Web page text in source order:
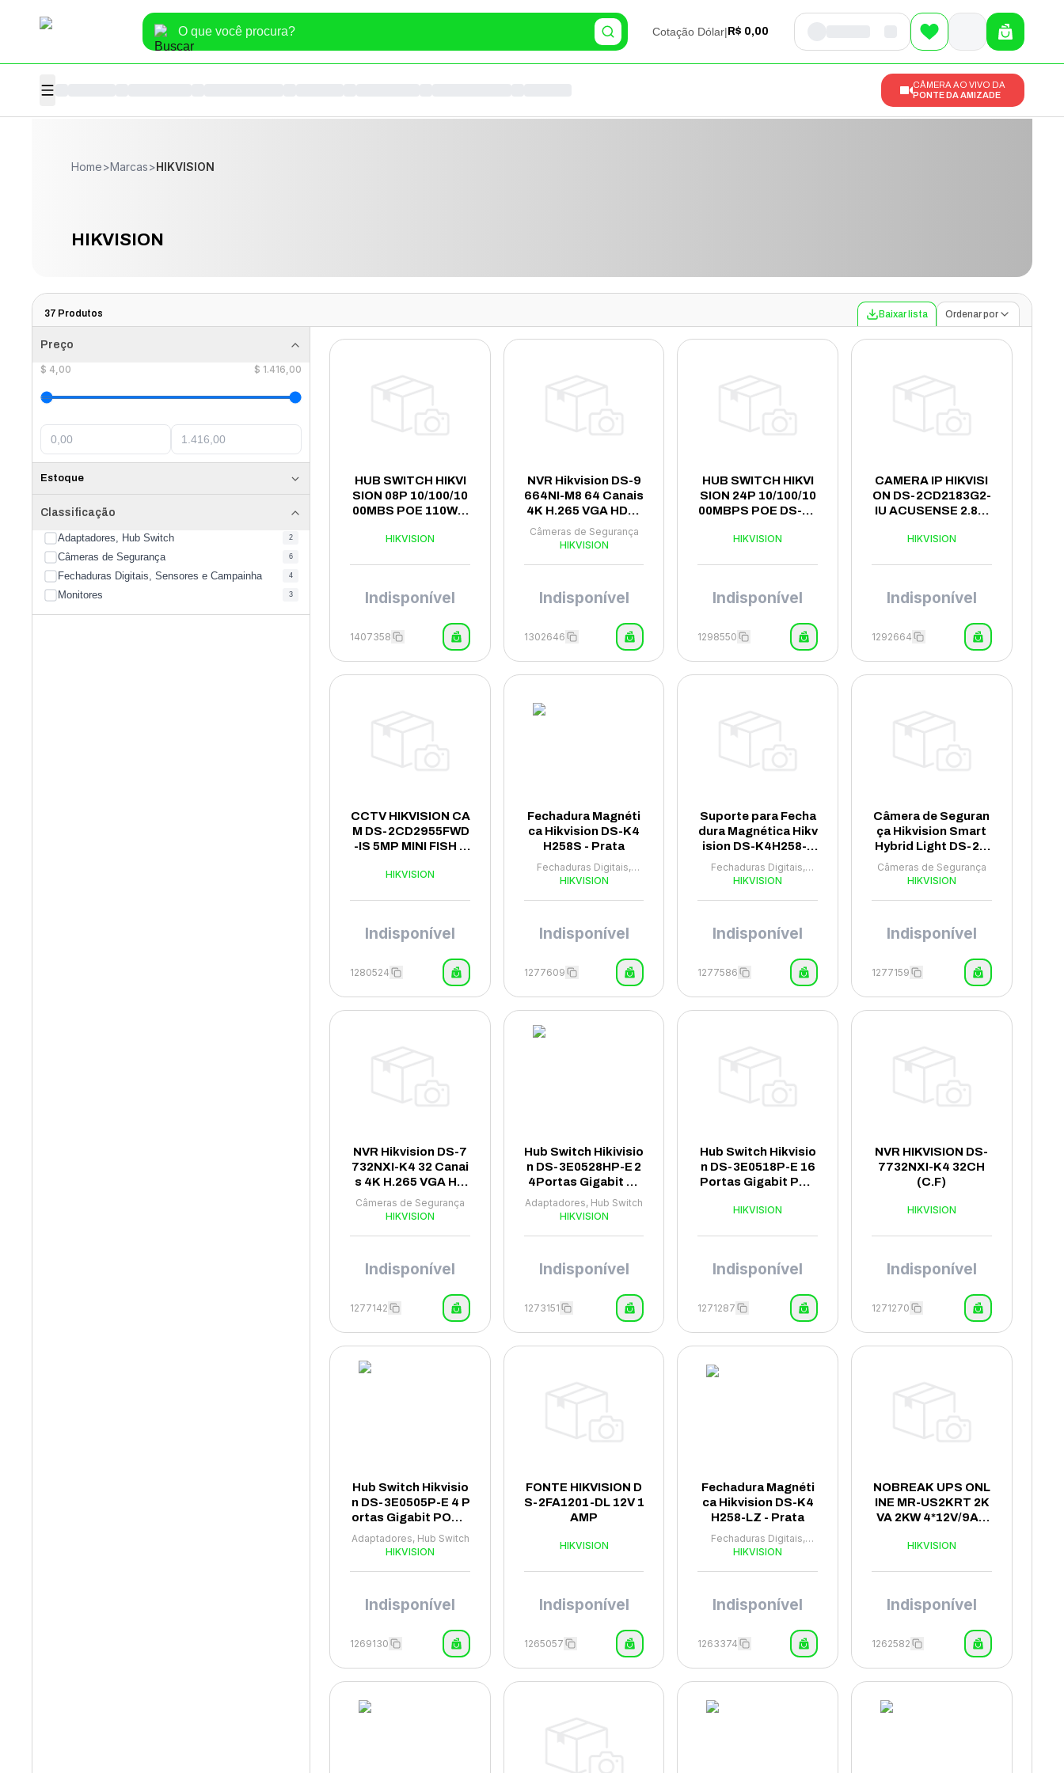
Cotação Dólar| R$ 0,00
CÂMERA AO VIVO DA
PONTE DA AMIZADE
Home>Marcas>HIKVISION
HIKVISION
37 Produtos Baixar lista Ordenar por
Preço
$ 4,00 $ 1.416,00
Estoque
Classificação
Adaptadores, Hub Switch 2
Câmeras de Segurança 6
Fechaduras Digitais, Sensores e Campainha 4
Monitores 3
HUB SWITCH HIKVI
SION 08P 10/100/10
00MBS POE 110W D
HIKVISION
Indisponível
1407358
NVR Hikvision DS-9
664NI-M8 64 Canais
4K H.265 VGA HDMI
- Preto
Câmeras de Segurança
HIKVISION
Indisponível
1302646
HUB SWITCH HIKVI
SION 24P 10/100/10
00MBPS POE DS-3E
HIKVISION
Indisponível
1298550
CAMERA IP HIKVISI
ON DS-2CD2183G2-
IU ACUSENSE 2.8M
HIKVISION
Indisponível
1292664
CCTV HIKVISION CA
M DS-2CD2955FWD
-IS 5MP MINI FISH E
HIKVISION
Indisponível
1280524
Fechadura Magnéti
ca Hikvision DS-K4
H258S - Prata
Fechaduras Digitais,
Sensores e Campainha
HIKVISION
Indisponível
1277609
Suporte para Fecha
dura Magnética Hikv
ision DS-K4H258-L
Z - Prata
Fechaduras Digitais,
Sensores e Campainha
HIKVISION
Indisponível
1277586
Câmera de Seguran
ça Hikvision Smart
Hybrid Light DS-2C
D1183G2-LIU 8MP 2.
8MM - Branco
Câmeras de Segurança
HIKVISION
Indisponível
1277159
NVR Hikvision DS-7
732NXI-K4 32 Canai
s 4K H.265 VGA HD
MI - Preto
Câmeras de Segurança
HIKVISION
Indisponível
1277142
Hub Switch Hikivisio
n DS-3E0528HP-E 2
4Portas Gigabit 20
POE+2SFP 1000Mb
ps - Azul
Adaptadores, Hub Switch
HIKVISION
Indisponível
1273151
Hub Switch Hikvisio
n DS-3E0518P-E 16
Portas Gigabit POE
Cinza
HIKVISION
Indisponível
1271287
NVR HIKVISION DS-
7732NXI-K4 32CH
(C.F)
HIKVISION
Indisponível
1271270
Hub Switch Hikvisio
n DS-3E0505P-E 4 P
ortas Gigabit POE 1
000Mbps - Azul
Adaptadores, Hub Switch
HIKVISION
Indisponível
1269130
FONTE HIKVISION D
S-2FA1201-DL 12V 1
AMP
HIKVISION
Indisponível
1265057
Fechadura Magnéti
ca Hikvision DS-K4
H258-LZ - Prata
Fechaduras Digitais,
Sensores e Campainha
HIKVISION
Indisponível
1263374
NOBREAK UPS ONL
INE MR-US2KRT 2K
VA 2KW 4*12V/9AH
HIKVISION
Indisponível
1262582